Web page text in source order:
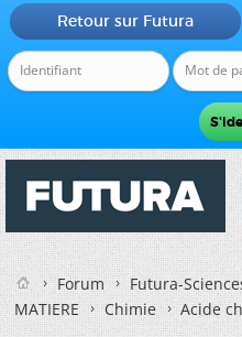
Retour sur Futura
Forum
Futura-
MATIERE
Chimie Acide